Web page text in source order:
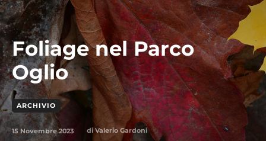
Foliage nel Parco
Oglio
ARCHIVIO
15 Novembre 2023 di Valerio Gardoni